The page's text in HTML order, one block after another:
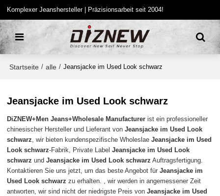
Komplexer Jeanshersteller | Präzisionsarbeit seit 2004!
Startseite / alle / Jeansjacke im Used Look schwarz
Jeansjacke im Used Look schwarz
DiZNEW+Men Jeans+Wholesale Manufacturer ist ein professioneller
chinesischer Hersteller und Lieferant vonJeansjacke im Used Look
schwarz, wir bieten kundenspezifische WholeslaeJeansjacke im Used
Look schwarz-Fabrik, Private LabelJeansjacke im Used Look
schwarz undJeansjacke im Used Look schwarz Auftragsfertigung.
Kontaktieren Sie uns jetzt, um das beste Angebot fürJeansjacke im
Used Look schwarz zu erhalten. , wir werden in angemessener Zeit
antworten, wir sind nicht der niedrigste Preis vonJeansjacke im Used